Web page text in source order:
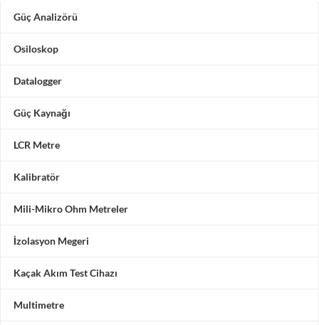
Güç Analizörü
Osiloskop
Datalogger
Güç Kaynağı
LCR Metre
Kalibratör
Mili-Mikro Ohm Metreler
İzolasyon Megeri
Kaçak Akım Test Cihazı
Multimetre